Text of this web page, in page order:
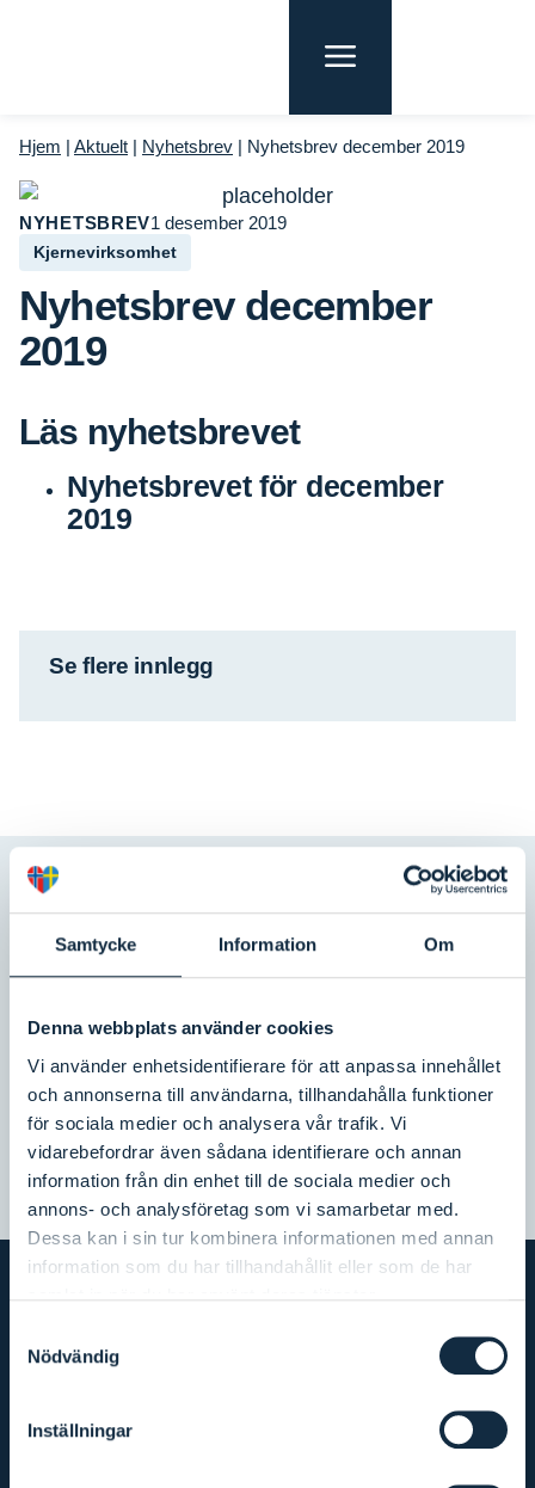
Samtycke Information Om
Denna webbplats använder cookies
Vi använder enhetsidentifierare för att anpassa innehållet
och annonserna till användarna, tillhandahålla funktioner
för sociala medier och analysera vår trafik. Vi
vidarebefordrar även sådana identifierare och annan
information från din enhet till de sociala medier och
annons- och analysföretag som vi samarbetar med.
Dessa kan i sin tur kombinera informationen med annan
information som du har tillhandahållit eller som de har
Nödvändig
Inställningar
Hjem | Aktuelt | Nyhetsbrev | Nyhetsbrev december 2019
NYHETSBREV1 desember 2019
Kjernevirksomhet
Nyhetsbrev december
2019
Läs nyhetsbrevet
Nyhetsbrevet för december
2019
Se flere innlegg
Abonnere
på vårt nyhetsbrev
vårt nyhetsbrev. I nyhetsbrevet deler vi det vi jobber
med, informerer om gjennomførte og kommende
arrangementer, og deler annen informasjon som
kan være av interesse for våre lesere.
Meld deg på her
Medlemmer